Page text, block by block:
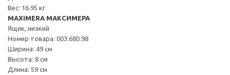
Вес: 16.95 кг
MAXIMERA МАКСИМЕРА
Ящик, низкий
Номер товара: 003.680.98
Ширина: 49 см
Высота: 8 см
Длина: 59 см